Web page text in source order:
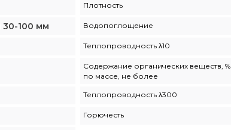
Плотность
30-100 мм Водопоглощение
Теплопроводность λ10
Содержание органических веществ, %
по массе, не более
Теплопроводность λ300
Горючесть